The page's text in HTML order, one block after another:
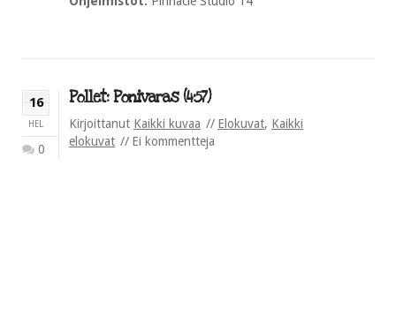
16
HEL
0
Pollet: Ponivaras (4:57)
Kirjoittanut Kaikki kuvaa Elokuvat, Kaikki
elokuvat
Ei kommentteja